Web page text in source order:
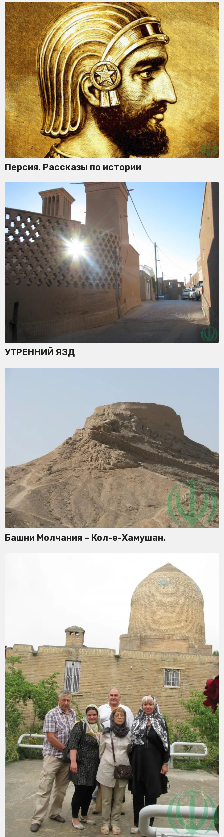
Персия. Рассказы по истории
УТРЕННИЙ ЯЗД
Башни Молчания – Кол-е-Хамушан.